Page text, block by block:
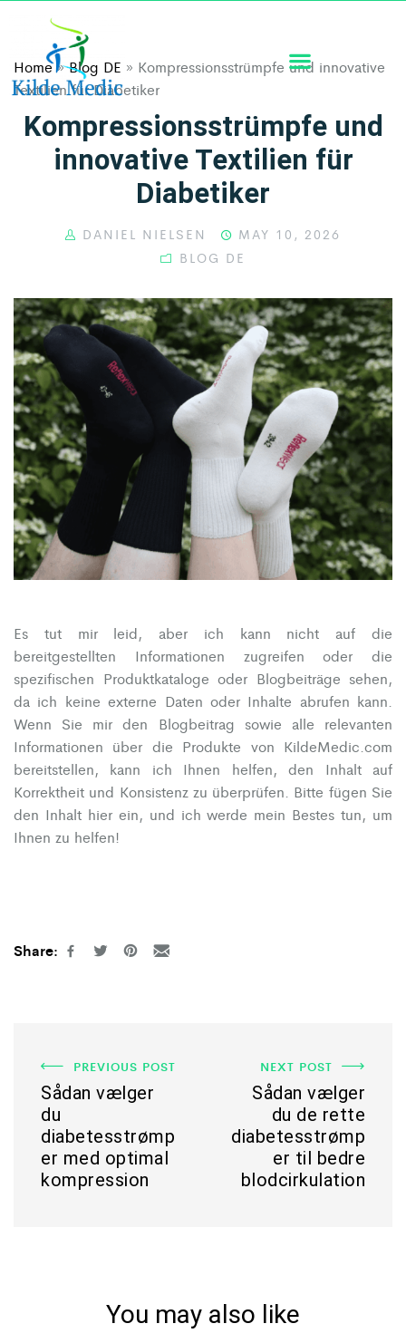
Home»Blog DE » Kompressionsstrümpfe und innovative
Textilien für Diabetiker
Kompressionsstrümpfe und
innovative Textilien für
Diabetiker
DANIEL NIELSEN
MAY 10, 2026
BLOG DE
Es tut mir leid, aber ich kann nicht auf die
bereitgestellten Informationen zugreifen oder die
spezifischen Produktkataloge oder Blogbeiträge sehen,
da ich keine externe Daten oder Inhalte abrufen kann.
Wenn Sie mir den Blogbeitrag sowie alle relevanten
Informationen über die Produkte von KildeMedic.com
bereitstellen, kann ich Ihnen helfen, den Inhalt auf
Korrektheit und Konsistenz zu überprüfen. Bitte fügen Sie
den Inhalt hier ein, und ich werde mein Bestes tun, um
Ihnen zu helfen!
Share:
PREVIOUS POST
Sådan vælger
du
diabetesstrømp
er med optimal
kompression
NEXT POST
Sådan vælger
du de rette
diabetesstrømp
er til bedre
blodcirkulation
You may also like